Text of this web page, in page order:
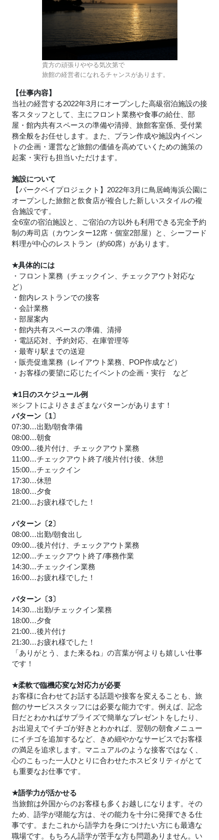
貴方の頑張りややる気次第で
旅館の経営者になれるチャンスがあります。
【仕事内容】
当社の経営する2022年3月にオープンした高級宿泊施設の接
客スタッフとして、主にフロント業務や食事の給仕、部
屋・館内共有スペースの準備や清掃、旅館客室係、受付業
務全般をお任せします。また、プラン作成や施設内イベン
トの企画・運営など旅館の価値を高めていくための施策の
起案・実行も担当いただけます。
施設について
【パークベイプロジェクト】2022年3月に鳥居崎海浜公園に
オープンした旅館と飲食店が複合した新しいスタイルの複
合施設です。
全6室の宿泊施設と、ご宿泊の方以外も利用できる完全予約
制の寿司店（カウンター12席・個室2部屋）と、シーフード
料理が中心のレストラン（約60席）があります。
★具体的には
・フロント業務（チェックイン、チェックアウト対応な
ど）
・館内レストランでの接客
・会計業務
・部屋案内
・館内共有スペースの準備、清掃
・電話応対、予約対応、在庫管理等
・最寄り駅までの送迎
・販売促進業務（レイアウト業務、POP作成など）
・お客様の要望に応じたイベントの企画・実行 など
★1日のスケジュール例
※シフトによりさまざまなパターンがあります！
パターン〔1〕
07:30…出勤/朝食準備
08:00…朝食
09:00…後片付け、チェックアウト業務
11:00…チェックアウト終了/後片付け後、休憩
15:00…チェックイン
17:30…休憩
18:00…夕食
21:00…お疲れ様でした！
パターン〔2〕
08:00…出勤/朝食出し
09:00…後片付け、チェックアウト業務
12:00…チェックアウト終了/事務作業
14:30…チェックイン業務
16:00…お疲れ様でした！
パターン〔3〕
14:30…出勤/チェックイン業務
18:00…夕食
21:00…後片付け
21:30…お疲れ様でした！
「ありがとう、また来るね」の言葉が何よりも嬉しい仕事
です！
★柔軟で臨機応変な対応力が必要
お客様に合わせてお話する話題や接客を変えることも、旅
館のサービススタッフには必要な能力です。例えば、記念
日だとわかればサプライズで簡単なプレゼントをしたり、
お出迎えでイチゴが好きとわかれば、翌朝の朝食メニュー
にイチゴを追加するなど、きめ細やかなサービスでお客様
の満足を追求します。マニュアルのような接客ではなく、
心のこもった一人ひとりに合わせたホスピタリティがとて
も重要なお仕事です。
★語学力が活かせる
当旅館は外国からのお客様も多くお越しになります。その
ため、語学が堪能な方は、その能力を十分に発揮できる仕
事です。またこれから語学力を身につけたい方にも最適な
職場です。もちろん語学が苦手な方も問題ありません。い